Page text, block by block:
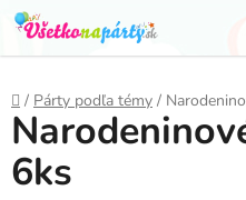
Prejsť
na
obsah
Domov
/ Párty podľa témy /
6ks